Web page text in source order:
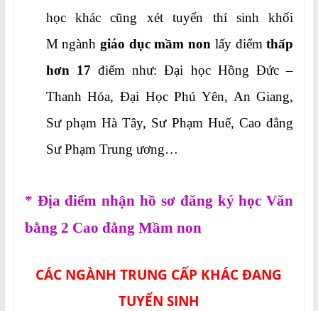
học khác cũng xét tuyển thí sinh khối
M ngànhgiáo dục mầm non lấy điểmthấp
hơn 17 điểm như: Đại học Hồng Đức –
Thanh Hóa, Đại Học Phú Yên, An Giang,
Sư phạm Hà Tây, Sư Phạm Huế, Cao đẳng
Sư Phạm Trung ương…
* Địa điểm nhận hồ sơ đăng ký học Văn
bằng 2 Cao đẳng Mầm non
CÁC NGÀNH TRUNG CẤP KHÁC ĐANG
TUYỂN SINH